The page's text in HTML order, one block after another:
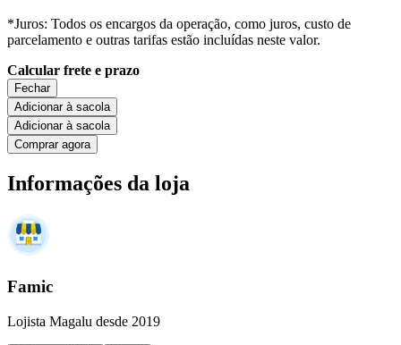
*Juros: Todos os encargos da operação, como juros, custo de
parcelamento e outras tarifas estão incluídas neste valor.
Calcular frete e prazo
Fechar
Adicionar à sacola
Adicionar à sacola
Comprar agora
Informações da loja
Famic
Lojista Magalu desde 2019